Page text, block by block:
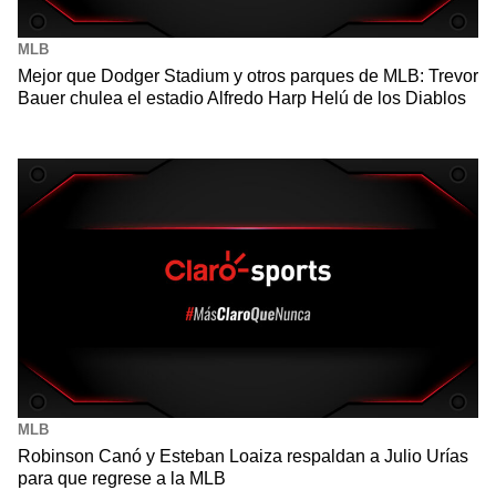
MLB
Mejor que Dodger Stadium y otros parques de MLB: Trevor
Bauer chulea el estadio Alfredo Harp Helú de los Diablos
MLB
Robinson Canó y Esteban Loaiza respaldan a Julio Urías
para que regrese a la MLB